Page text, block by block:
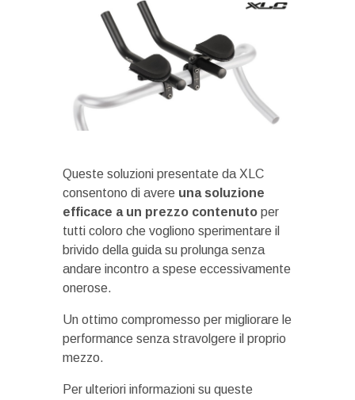
Queste soluzioni presentate da XLC
consentono di avere una soluzione
efficace a un prezzo contenuto per
tutti coloro che vogliono sperimentare il
brivido della guida su prolunga senza
andare incontro a spese eccessivamente
onerose.
Un ottimo compromesso per migliorare le
performance senza stravolgere il proprio
mezzo.
Per ulteriori informazioni su queste